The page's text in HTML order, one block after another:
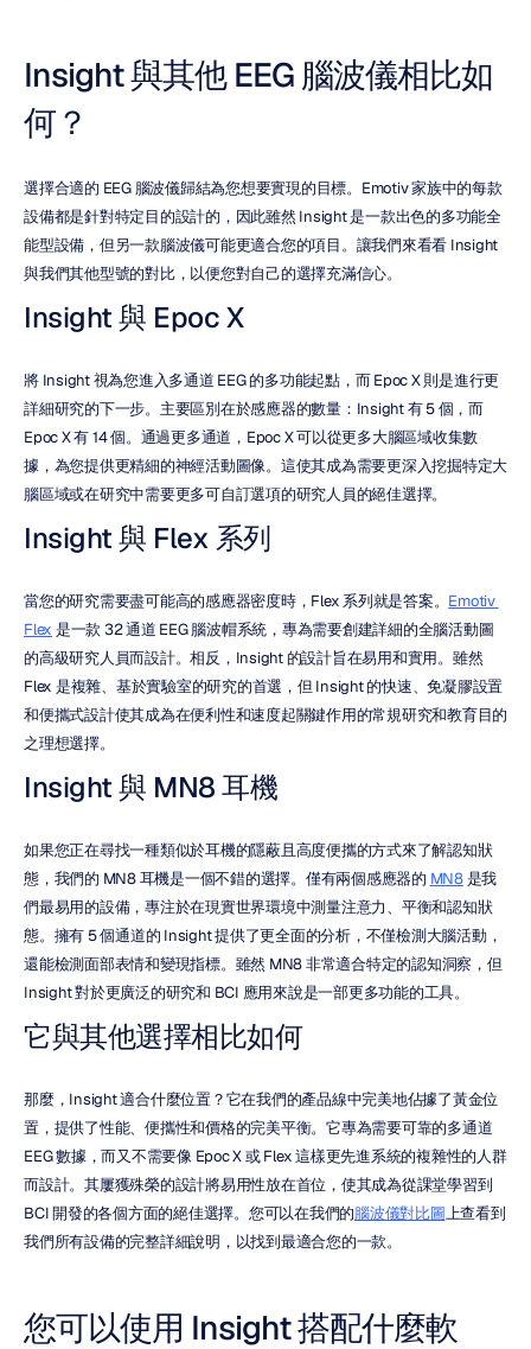
Insight 與其他 EEG 腦波儀相比如
何？
選擇合適的 EEG 腦波儀歸結為您想要實現的目標。Emotiv 家族中的每款
設備都是針對特定目的設計的，因此雖然 Insight 是一款出色的多功能全
能型設備，但另一款腦波儀可能更適合您的項目。讓我們來看看 Insight
與我們其他型號的對比，以便您對自己的選擇充滿信心。
Insight 與 Epoc X
將 Insight 視為您進入多通道 EEG 的多功能起點，而 Epoc X 則是進行更
詳細研究的下一步。主要區別在於感應器的數量：Insight 有 5 個，而
Epoc X 有 14 個。通過更多通道，Epoc X 可以從更多大腦區域收集數
據，為您提供更精細的神經活動圖像。這使其成為需要更深入挖掘特定大
腦區域或在研究中需要更多可自訂選項的研究人員的絕佳選擇。
Insight 與 Flex 系列
當您的研究需要盡可能高的感應器密度時，Flex 系列就是答案。 Emotiv
Flex 是一款 32 通道 EEG 腦波帽系統，專為需要創建詳細的全腦活動圖
的高級研究人員而設計。相反，Insight 的設計旨在易用和實用。雖然
Flex 是複雜、基於實驗室的研究的首選，但 Insight 的快速、免凝膠設置
和便攜式設計使其成為在便利性和速度起關鍵作用的常規研究和教育目的
之理想選擇。
Insight 與 MN8 耳機
如果您正在尋找一種類似於耳機的隱蔽且高度便攜的方式來了解認知狀
態，我們的 MN8 耳機是一個不錯的選擇。僅有兩個感應器的 MN8 是我
們最易用的設備，專注於在現實世界環境中測量注意力、平衡和認知狀
態。擁有 5 個通道的 Insight 提供了更全面的分析，不僅檢測大腦活動，
還能檢測面部表情和變現指標。雖然 MN8 非常適合特定的認知洞察，但
Insight 對於更廣泛的研究和 BCI 應用來說是一部更多功能的工具。
它與其他選擇相比如何
那麼，Insight 適合什麼位置？它在我們的產品線中完美地佔據了黃金位
置，提供了性能、便攜性和價格的完美平衡。它專為需要可靠的多通道
EEG 數據，而又不需要像 Epoc X 或 Flex 這樣更先進系統的複雜性的人群
而設計。其屢獲殊榮的設計將易用性放在首位，使其成為從課堂學習到
BCI 開發的各個方面的絕佳選擇。您可以在我們的腦波儀對比圖上查看到
我們所有設備的完整詳細說明，以找到最適合您的一款。
您可以使用 Insight 搭配什麼軟